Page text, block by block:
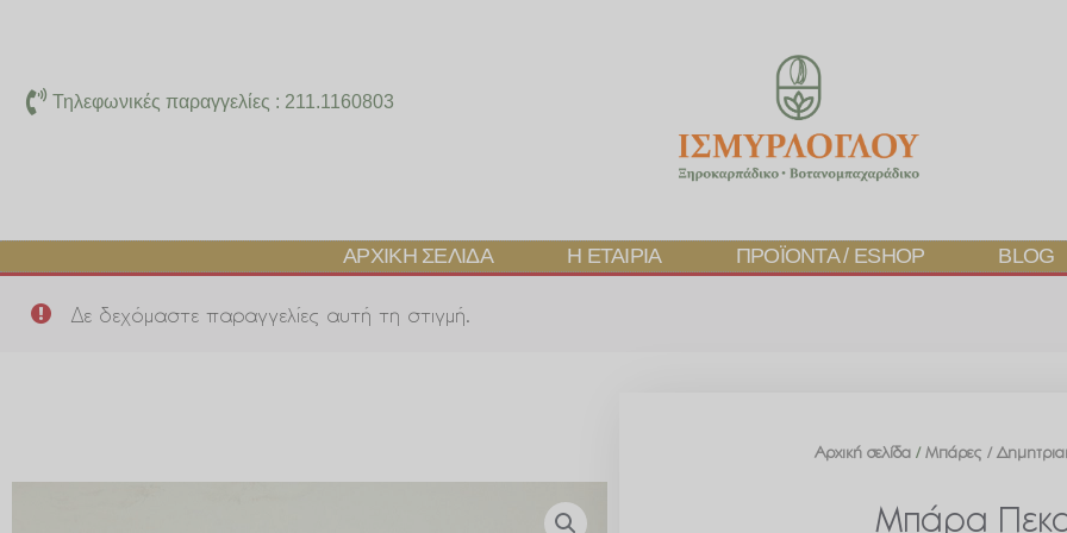
περιεχόμενο
Τηλεφωνικές παραγγελίες : 211.1160803
ΑΡΧΙΚΉ ΣΕΛΊΔΑ Η ΕΤΑΙΡΊΑ ΠΡΟΪΌΝΤΑ / ESHOP BLOG
Δε δεχόμαστε παραγγελίες αυτή τη στιγμή.
Αρχική σελίδα / Μπάρες /
Μπάρα